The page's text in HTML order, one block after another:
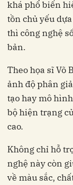
khá phổ biến
tồn chủ yếu
thì công nghệ
bản.
Theo họa sĩ Võ
ảnh độ phân
tạo hay mô
bộ hiện trạng
cao.
Không chỉ hỗ
nghệ này còn
về màu sắc,